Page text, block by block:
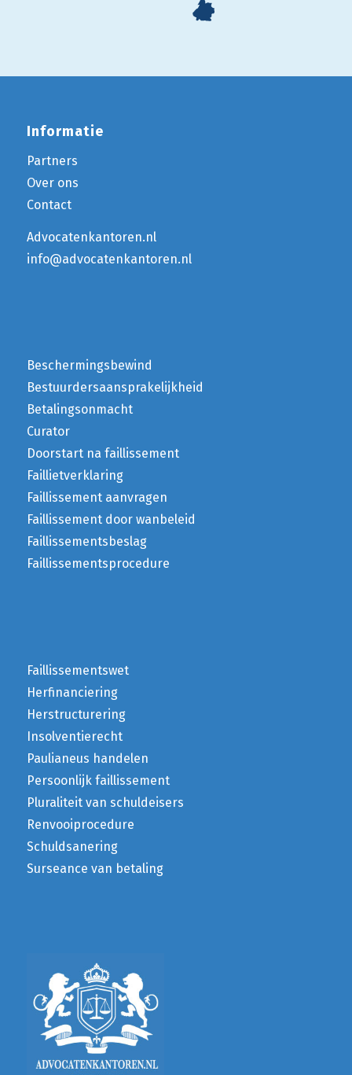
Informatie
Partners
Over ons
Contact
Advocatenkantoren.nl
info@advocatenkantoren.nl
Beschermingsbewind
Bestuurdersaansprakelijkheid
Betalingsonmacht
Curator
Doorstart na faillissement
Faillietverklaring
Faillissement aanvragen
Faillissement door wanbeleid
Faillissementsbeslag
Faillissementsprocedure
Faillissementswet
Herfinanciering
Herstructurering
Insolventierecht
Paulianeus handelen
Persoonlijk faillissement
Pluraliteit van schuldeisers
Renvooiprocedure
Schuldsanering
Surseance van betaling